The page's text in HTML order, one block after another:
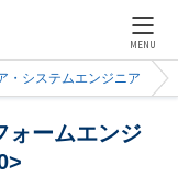
MENU
・システムエンジニア
ォームエンジ